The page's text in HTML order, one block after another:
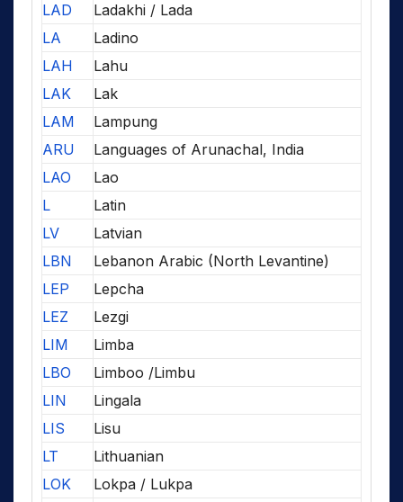
LAD
Ladakhi / Lada
LA
Ladino
LAH
Lahu
LAK
Lak
LAM
Lampung
ARU
Languages of Arunachal, India
LAO
Lao
L
Latin
LV
Latvian
LBN
Lebanon Arabic (North Levantine)
LEP
Lepcha
LEZ
Lezgi
LIM
Limba
LBO
Limboo /Limbu
LIN
Lingala
LIS
Lisu
LT
Lithuanian
LOK
Lokpa / Lukpa